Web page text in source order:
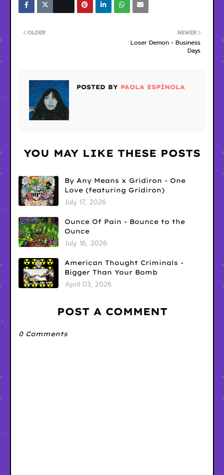
NEWER
Loser Demon - Business
Days
OLDER
POSTED BY PAOLA ESPÍNOLA
YOU MAY LIKE THESE POSTS
By Any Means x Gridiron - One
Love (featuring Gridiron)
July 17, 2026
Ounce Of Pain - Bounce to the
Ounce
July 16, 2026
American Thought Criminals -
Bigger Than Your Bomb
April 03, 2026
POST A COMMENT
0 Comments